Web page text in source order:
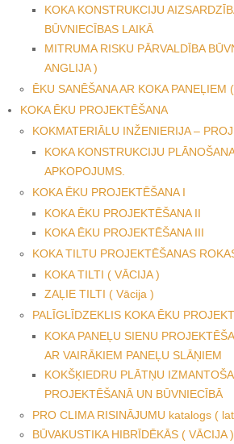
KOKA KONSTRUKCIJU
BŪVNIECĪBAS LAIKĀ
MITRUMA RISKU PĀRVALDĪBA
ANGLIJA )
ĒKU SANĒŠANA AR KOKA PANEĻIEM
KOKA ĒKU PROJEKTĒŠANA
KOKMATERIĀLU INŽENIERIJA –
KOKA KONSTRUKCIJU
APKOPOJUMS.
KOKA ĒKU PROJEKTĒŠANA I
KOKA ĒKU PROJEKTĒŠANA II
KOKA ĒKU PROJEKTĒŠANA III
KOKA TILTU PROJEKTĒŠANAS
KOKA TILTI ( VĀCIJA )
ZAĻIE TILTI ( Vācija )
PALĪGLĪDZEKLIS KOKA ĒKU
KOKA PANEĻU SIENU
AR VAIRĀKIEM PANEĻU SLĀŅIEM
KOKŠĶIEDRU PLĀTŅU
PROJEKTĒŠANĀ UN BŪVNIECĪBĀ
PRO CLIMA RISINĀJUMU katalogs (
BŪVAKUSTIKA HIBRĪDĒKĀS ( VĀCIJA )